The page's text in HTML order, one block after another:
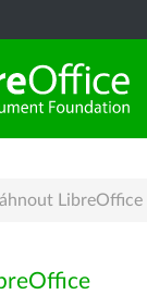
LibreOffice